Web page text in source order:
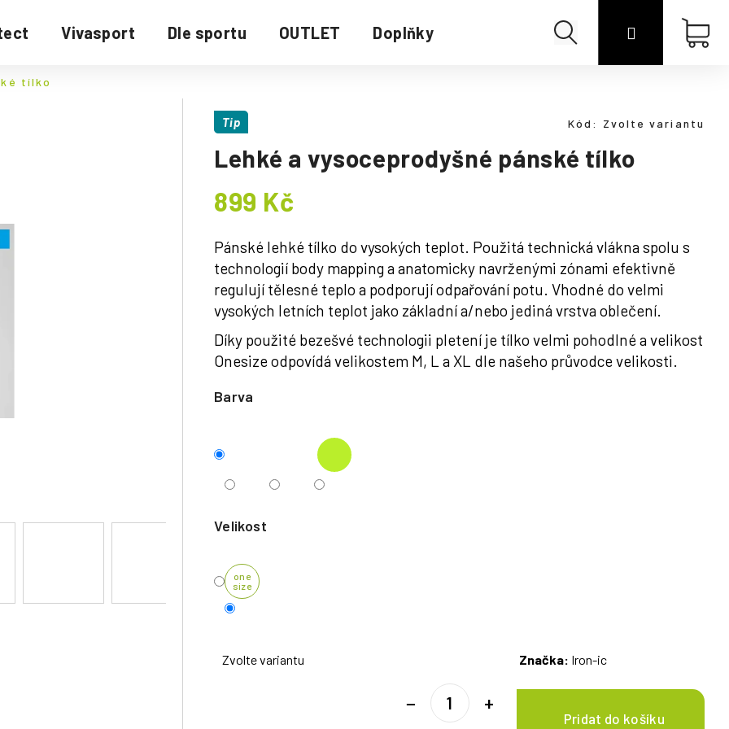
Vivasport Dle sportu OUTLET Doplňky Hledat Přihlášení
tílko
Lehké a vysoceprodyšné pánské tílko
Pánské lehké tílko do vysokých teplot. Použitá technická vlákna spolu s
technologií body mapping a anatomicky navrženými zónami efektivně
regulují tělesné teplo a podporují odpařování potu. Vhodné do velmi
vysokých letních teplot jako základní a/nebo jediná vrstva oblečení.
Díky použité bezešvé technologii pletení je tílko velmi pohodlné a velikost
Onesize odpovídá velikostem M, L a XL dle našeho průvodce velikosti.
Barva
Velikost
one
size
Zvolte variantu Značka: Iron-ic
+
−
Tip Kód: Zvolte variantu
899 Kč
cena: